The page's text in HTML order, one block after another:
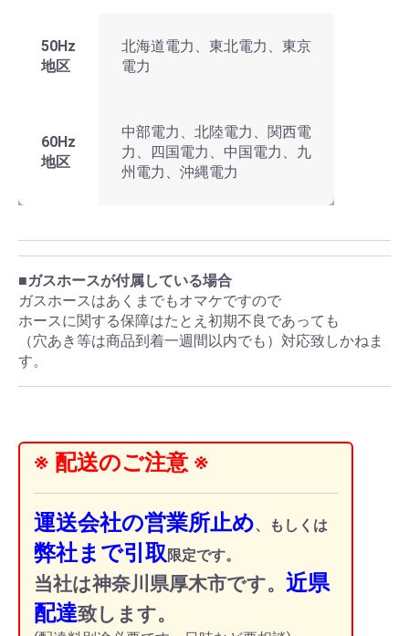
50Hz
地区
北海道電力、東北電力、東京
電力
60Hz
地区
中部電力、北陸電力、関西電
力、四国電力、中国電力、九
州電力、沖縄電力
■ガスホースが付属している場合
ガスホースはあくまでもオマケですので
ホースに関する保障はたとえ初期不良であっても
（穴あき等は商品到着一週間以内でも）対応致しかねま
す。
※ 配送のご注意 ※
運送会社の営業所止め、もしくは
弊社まで引取 限定です。
当社は神奈川県厚木市です。 近県
配達致します。